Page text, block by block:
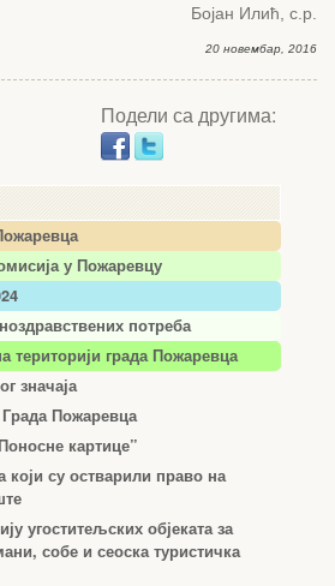
у Пожаревцу
потреба
територији града Пожаревца
значаја
Пожаревца
картице”
су остварили право на
угоститељских објеката за
собе и сеоска туристичка
Бојан Илић, с.р.
20 новембар, 2016
Подели са другима: